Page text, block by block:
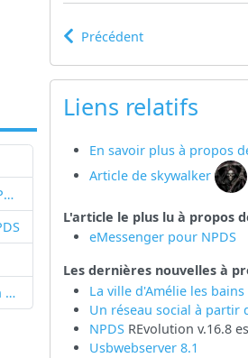
La ville d'Amélie les bains et NPDS
🌱 Ecosia : un navigateur et un moteur de recherche qui plantent des arbres !...
Précédent
Liens relatifs
En savoir plus à propos
Article de skywalker
L'article le plus lu à propos
eMessenger pour NPDS
Les dernières nouvelles à
La ville d'Amélie les bains
Un réseau social à partir
NPDS REvolution v.16.8
Usbwebserver 8.1